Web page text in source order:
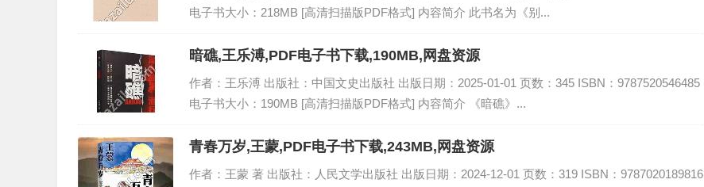
电子书大小：218MB [高清扫描版PDF格式] 内容简介 此书名为《别...
暗礁,王乐溥,PDF电子书下载,190MB,网盘资源
作者：王乐溥 出版社：中国文史出版社 出版日期：2025-01-01 页数：345 ISBN：9787520546485
电子书大小：190MB [高清扫描版PDF格式] 内容简介 《暗礁》...
青春万岁,王蒙,PDF电子书下载,243MB,网盘资源
作者：王蒙 著 出版社：人民文学出版社 出版日期：2024-12-01 页数：319 ISBN：9787020189816